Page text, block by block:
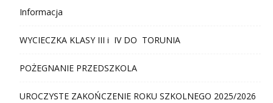
Informacja
WYCIECZKA KLASY III i IV DO TORUNIA
POŻEGNANIE PRZEDSZKOLA
UROCZYSTE ZAKOŃCZENIE ROKU SZKOLNEGO 2025/2026